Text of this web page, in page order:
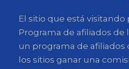
El sitio que está visitando
Programa de afiliados de
un programa de afiliados
los sitios ganar una